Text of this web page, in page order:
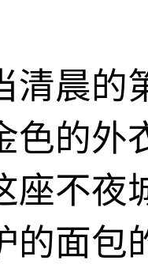
清晨的
色的外
座不夜
的面包